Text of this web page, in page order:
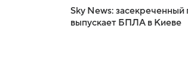
Sky News: засекреченный
выпускает БПЛА в Киеве